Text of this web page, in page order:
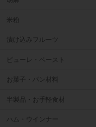
米粉
漬け込みフルーツ
ピューレ・ペースト
お菓子・パン材料
半製品・お手軽食材
ハム・ウインナー